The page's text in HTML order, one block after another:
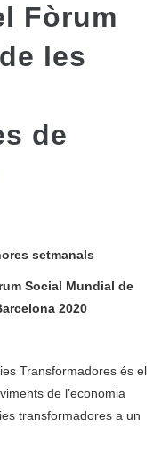
Fòrum
les
de
setmanals
Social Mundial de
2020
Transformadores és el
de l’economia
transformadores a un